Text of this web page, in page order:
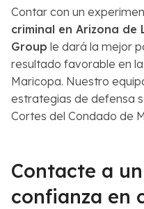
Contar con un
criminal en Arizona de
Group le dará la mejor
resultado favorable en
Maricopa. Nuestro
estrategias de defensa
Cortes del Condado de
Contacte a
confianza en